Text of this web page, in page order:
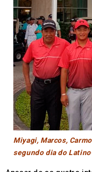
Miyagi, Marcos,
segundo dia do